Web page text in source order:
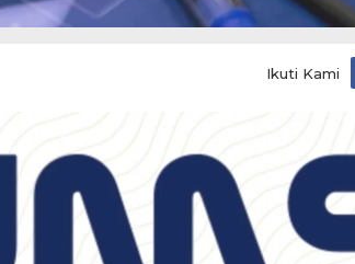
Ikuti Kami